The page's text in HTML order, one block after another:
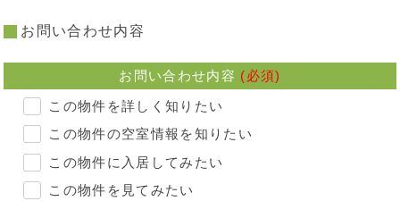
お問い合わせ内容
お問い合わせ内容 (必須)
この物件を詳しく知りたい
この物件の空室情報を知りたい
この物件に入居してみたい
この物件を見てみたい